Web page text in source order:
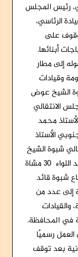
رئيس المجلس
الرئاسي،
على
أبنائها.
إلى مطار
وقيادات
الشيخ عوض
الانتقالي
محمد
الأستاذ
شبوة الشيخ
لحمر بن علي لسود، وقائد محور عتق قائد اللواء 30 مشاة
شبوة قائد
إلى عدد من
والقيادات
في المحافظة.
رسميًا
بعد توقف